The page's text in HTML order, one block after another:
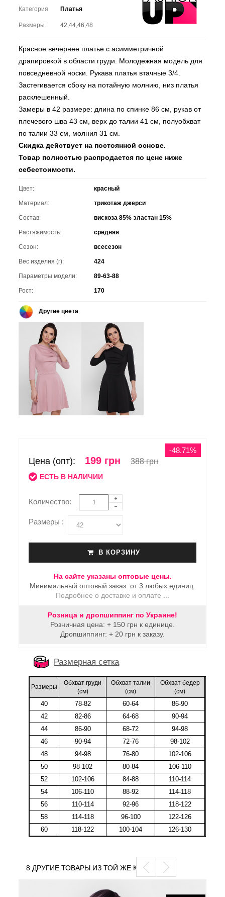
Категория
Платья
Размеры : 42,44,46,48
Красное вечернее платье с асимметричной
драпировкой в области груди. Молодежная модель для
повседневной носки. Рукава платья втачные 3/4.
Застегивается сбоку на потайную молнию, низ платья
расклешенный.
Замеры в 42 размере: длина по спинке 86 см, рукав от
плечевого шва 43 см, верх до талии 41 см, полуобхват
по талии 33 см, молния 31 см.
Скидка действует на постоянной основе.
Товар полностью распродается по цене ниже
себестоимости.
Цвет: красный
Материал: трикотаж джерси
Состав: вискоза 85% эластан 15%
Растяжимость: средняя
Сезон: всесезон
Вес изделия (г): 424
Параметры модели: 89-63-88
Рост: 170
Другие цвета
Цена (опт): 199 грн 388 грн
ЕСТЬ В НАЛИЧИИ
-48.71%
Количество:
Размеры :
В КОРЗИНУ
На сайте указаны оптовые цены.
Минимальный оптовый заказ: от 3 любых единиц.
Подробнее о доставке и оплате ...
Розница и дропшиппинг по Украине!
Розничная цена: + 150 грн к единице.
Дропшиппинг: + 20 грн к заказу.
Размерная сетка
Размеры
Обхват груди
(cм)
Обхват талии
(cм)
Обхват бедер
(cм)
40 78-82 60-64
86-90
42
82-86 64-68
90-94
44
86-90 68-72
94-98
46
90-94 72-76
98-102
48
94-98 76-80
102-106
50
98-102 80-84
106-110
52
102-106 84-88
110-114
54
106-110 88-92
114-118
56
110-114 92-96
118-122
58
114-118 96-100
122-126
60
118-122 100-104 126-130
8 ДРУГИЕ ТОВАРЫ ИЗ ТОЙ ЖЕ КАТЕГОРИИ